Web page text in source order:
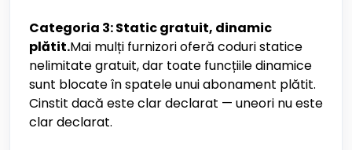
Categoria 3: Static gratuit, dinamic
plătit.Mai mulți furnizori oferă coduri statice
nelimitate gratuit, dar toate funcțiile dinamice
sunt blocate în spatele unui abonament plătit.
Cinstit dacă este clar declarat — uneori nu este
clar declarat.